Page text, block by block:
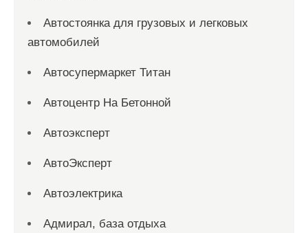
Автостоянка для грузовых и легковых
автомобилей
Автосупермаркет Титан
Автоцентр На Бетонной
Автоэксперт
АвтоЭксперт
Автоэлектрика
Адмирал, база отдыха